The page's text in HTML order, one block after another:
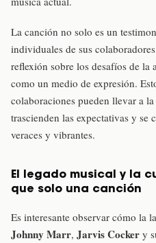
La canción no solo es un
individuales de sus
reflexión sobre los desafíos de
como un medio de expresión.
colaboraciones pueden llevar a
trascienden las expectativas y se
veraces y vibrantes.
El legado musical y la
que solo una canción
Es interesante observar cómo la
Johnny Marr, Jarvis Cocker y